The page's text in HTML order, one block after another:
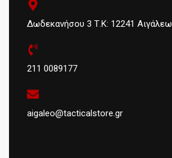
Δωδεκανήσου 3 Τ.Κ: 12241 Αιγάλεω
211 0089177
aigaleo@tacticalstore.gr